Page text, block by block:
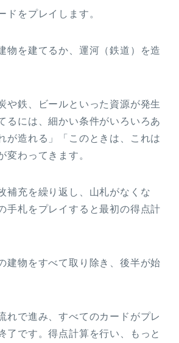
ドをプレイします。
物を建てるか、運河（鉄道）を造
や鉄、ビールといった資源が発生
るには、細かい条件がいろいろあ
が造れる」「このときは、これは
変わってきます。
補充を繰り返し、山札がなくな
手札をプレイすると最初の得点計
建物をすべて取り除き、後半が始
れで進み、すべてのカードがプレ
了です。得点計算を行い、もっと